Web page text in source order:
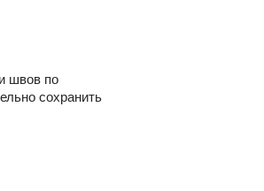
швов по
сохранить